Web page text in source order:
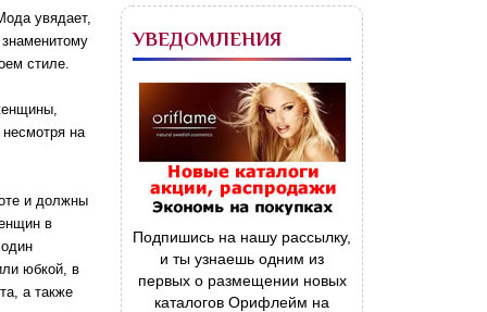
увядает,
стиле.
на
и должны
в
юбкой, в
а также
УВЕДОМЛЕНИЯ
Подпишись на нашу рассылку,
и ты узнаешь одним из
первых о размещении новых
каталогов Орифлейм на